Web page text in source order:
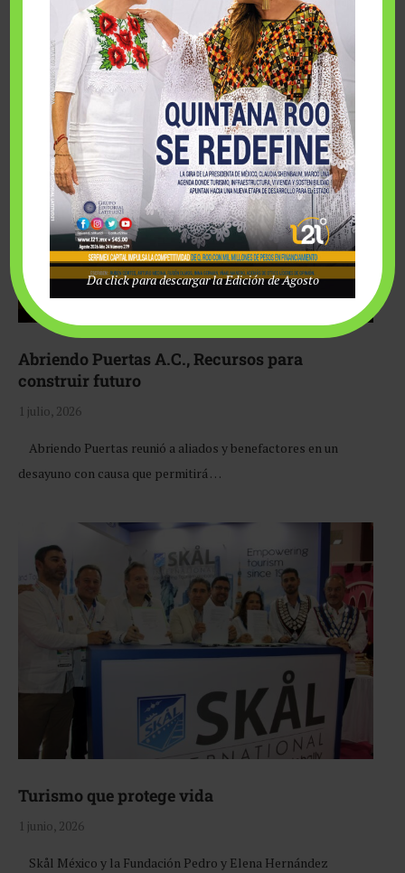
Fairmont Mayakoba y Make-A-Wish México unieron
esfuerzos para hacer realidad el deseo de una …
Abriendo Puertas A.C., Recursos para
construir futuro
1 julio, 2026
Abriendo Puertas reunió a aliados y benefactores en un
desayuno con causa que permitirá …
Turismo que protege vida
1 junio, 2026
Skål México y la Fundación Pedro y Elena Hernández
Da click para descargar la Edición de Agosto